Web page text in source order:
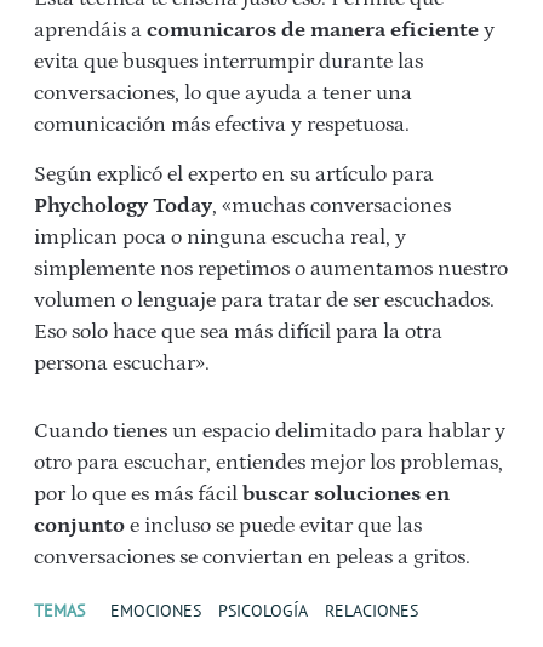
aprendáis a comunicaros de manera eficiente y
evita que busques interrumpir durante las
conversaciones, lo que ayuda a tener una
comunicación más efectiva y respetuosa.
Según explicó el experto en su artículo para
Phychology Today, «muchas conversaciones
implican poca o ninguna escucha real, y
simplemente nos repetimos o aumentamos nuestro
volumen o lenguaje para tratar de ser escuchados.
Eso solo hace que sea más difícil para la otra
persona escuchar».
Cuando tienes un espacio delimitado para hablar y
otro para escuchar, entiendes mejor los problemas,
por lo que es más fácil buscar soluciones en
conjunto e incluso se puede evitar que las
conversaciones se conviertan en peleas a gritos.
TEMAS EMOCIONES PSICOLOGÍA RELACIONES